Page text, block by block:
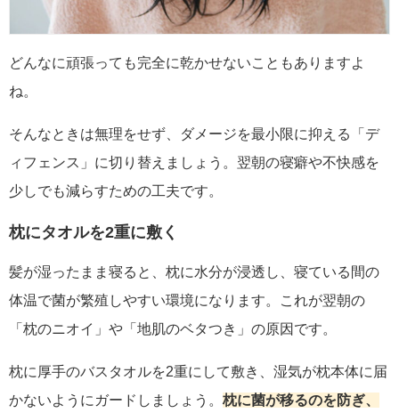
どんなに頑張っても完全に乾かせないこともありますよ
ね。
そんなときは無理をせず、ダメージを最小限に抑える「デ
ィフェンス」に切り替えましょう。翌朝の寝癖や不快感を
少しでも減らすための工夫です。
枕にタオルを2重に敷く
髪が湿ったまま寝ると、枕に水分が浸透し、寝ている間の
体温で菌が繁殖しやすい環境になります。これが翌朝の
「枕のニオイ」や「地肌のベタつき」の原因です。
枕に厚手のバスタオルを2重にして敷き、湿気が枕本体に届
かないようにガードしましょう。 枕に菌が移るのを防ぎ、